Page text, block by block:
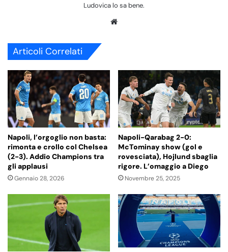
Ludovica lo sa bene.
Articoli Correlati
Napoli, l’orgoglio non basta:
rimonta e crollo col Chelsea
(2-3). Addio Champions tra
gli applausi
Gennaio 28, 2026
Napoli-Qarabag 2-0:
McTominay show (gol e
rovesciata), Hojlund sbaglia
rigore. L’omaggio a Diego
Novembre 25, 2025